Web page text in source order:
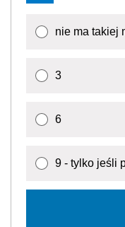
nie ma takiej
3
6
9 - tylko jeśli